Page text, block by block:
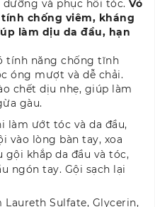
và phục hồi tóc. Vỏ
tính chống viêm, kháng
làm dịu da đầu, hạn
tính năng chống tĩnh
óng mượt và dễ chải.
chết dịu nhẹ, giúp làm
gàu.
làm ướt tóc và da đầu,
vào lòng bàn tay, xoa
gội khắp da đầu và tóc,
ngón tay. Gội sạch lại
Laureth Sulfate, Glycerin,